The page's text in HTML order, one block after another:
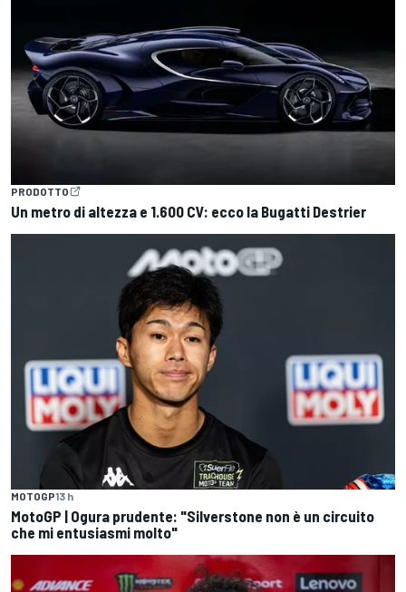
PRODOTTO
Un metro di altezza e 1.600 CV: ecco la Bugatti Destrier
MOTOGP13 h
MotoGP | Ogura prudente: "Silverstone non è un circuito
che mi entusiasmi molto"